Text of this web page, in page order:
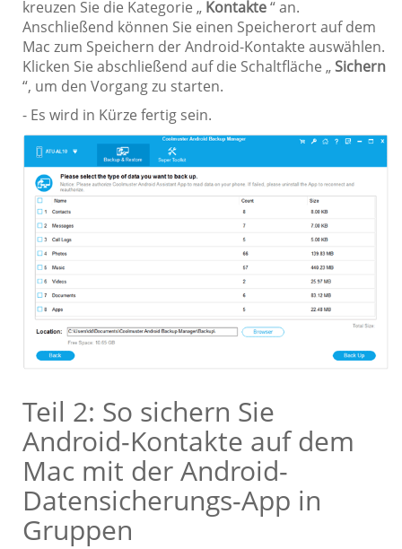
kreuzen Sie die Kategorie „ Kontakte“ an.
Anschließend können Sie einen Speicherort auf dem
Mac zum Speichern der Android-Kontakte auswählen.
Klicken Sie abschließend auf die Schaltfläche „Sichern
“, um den Vorgang zu starten.
- Es wird in Kürze fertig sein.
Teil 2: So sichern Sie
Android-Kontakte auf dem
Mac mit der Android-
Datensicherungs-App in
Gruppen